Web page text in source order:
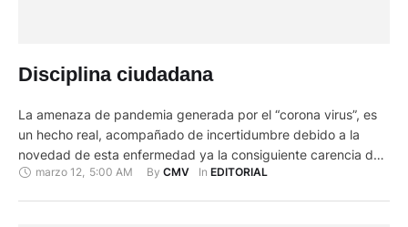
Disciplina ciudadana
La amenaza de pandemia generada por el “corona virus”, es
un hecho real, acompañado de incertidumbre debido a la
novedad de esta enfermedad ya la consiguiente carencia de
información sólida sobre su proceso, nivel de gravedad y
marzo 12 5:00 AM By CMV In EDITORIAL